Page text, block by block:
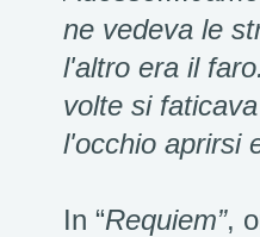
ne vedeva le
l'altro era il
volte si
l'occhio aprirsi
In “Requiem”,